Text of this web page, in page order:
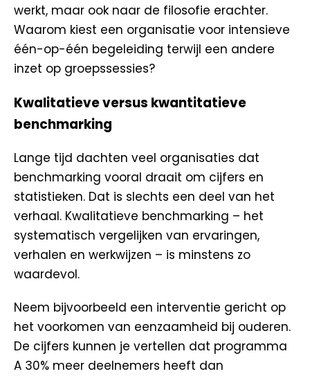
werkt, maar ook naar de filosofie erachter.
Waarom kiest een organisatie voor intensieve
één-op-één begeleiding terwijl een andere
inzet op groepssessies?
Kwalitatieve versus kwantitatieve
benchmarking
Lange tijd dachten veel organisaties dat
benchmarking vooral draait om cijfers en
statistieken. Dat is slechts een deel van het
verhaal. Kwalitatieve benchmarking – het
systematisch vergelijken van ervaringen,
verhalen en werkwijzen – is minstens zo
waardevol.
Neem bijvoorbeeld een interventie gericht op
het voorkomen van eenzaamheid bij ouderen.
De cijfers kunnen je vertellen dat programma
A 30% meer deelnemers heeft dan